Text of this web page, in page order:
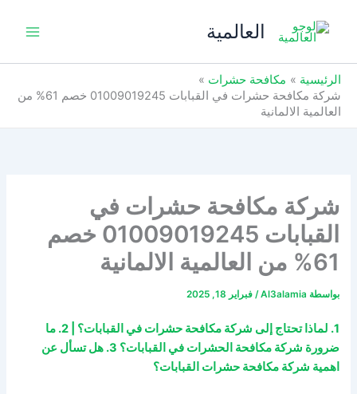
العالمية
الرئيسية
مكافحة حشرات
شركة مكافحة حشرات في القبابات 01009019245 خصم 61% من
العالمية الالمانية
شركة مكافحة حشرات في
القبابات 01009019245 خصم
61% من العالمية الالمانية
بواسطة Al3alamia
/فبراير 18, 2025
1. لماذا تحتاج إلى شركة مكافحة حشرات في القبابات؟ | 2. ما
ضرورة شركة مكافحة الحشرات في القبابات؟ 3. هل تسأل عن
اهمية شركة مكافحة حشرات القبابات؟